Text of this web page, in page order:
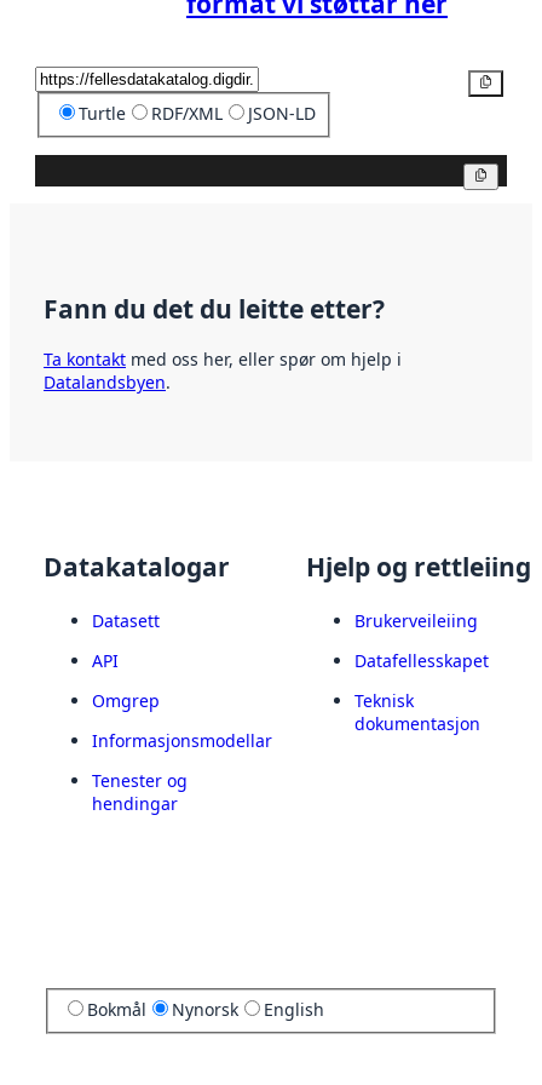
Turtle RDF/XML JSON-LD
Fann du det du leitte etter?
Ta kontakt med oss her, eller spør om hjelp i
Datalandsbyen.
Datakatalogar
Datasett
API
Omgrep
Informasjonsmodellar
Tenester og
hendingar
Hjelp og rettleiing
Brukerveileiing
Datafellesskapet
Teknisk
dokumentasjon
Bokmål Nynorsk English